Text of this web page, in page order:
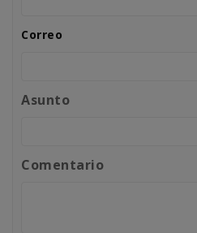
Correo
Asunto
Comentario